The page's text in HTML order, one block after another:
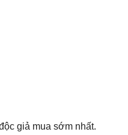
giả mua sớm nhất.